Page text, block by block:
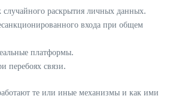
раскрытия личных данных.
входа при общем
платформы.
перебоях связи.
те или иные механизмы и как ими